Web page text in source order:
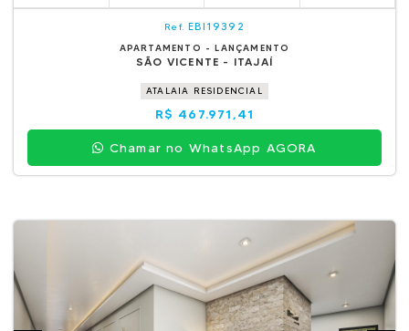
Ref. EBI19392
APARTAMENTO - LANÇAMENTO
SÃO VICENTE - ITAJAÍ
ATALAIA RESIDENCIAL
R$ 467.971,41
Chamar no WhatsApp AGORA